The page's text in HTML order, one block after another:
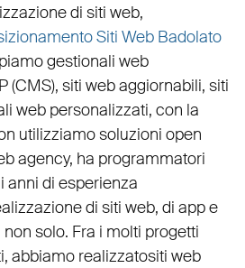
di siti web,
Siti Web Badolato
gestionali web
(CMS), siti web aggiornabili, siti
web personalizzati, con la
utilizziamo soluzioni open
agency, ha programmatori
anni di esperienza
di siti web, di app e
solo. Fra i molti progetti
abbiamo realizzatositi web